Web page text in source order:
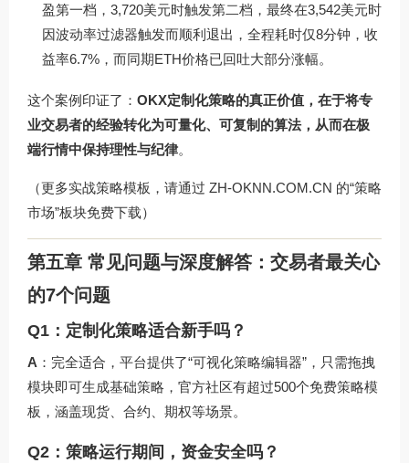
盈第一档，3,720美元时触发第二档，最终在3,542美元时
因波动率过滤器触发而顺利退出，全程耗时仅8分钟，收
益率6.7%，而同期ETH价格已回吐大部分涨幅。
这个案例印证了： OKX定制化策略的真正价值，在于将专
业交易者的经验转化为可量化、可复制的算法，从而在极
端行情中保持理性与纪律。
（更多实战策略模板，请通过 ZH-OKNN.COM.CN 的“策略
市场”板块免费下载）
第五章 常见问题与深度解答：交易者最关心
的7个问题
Q1：定制化策略适合新手吗？
A ：完全适合，平台提供了“可视化策略编辑器”，只需拖拽
模块即可生成基础策略，官方社区有超过500个免费策略模
板，涵盖现货、合约、期权等场景。
Q2：策略运行期间，资金安全吗？